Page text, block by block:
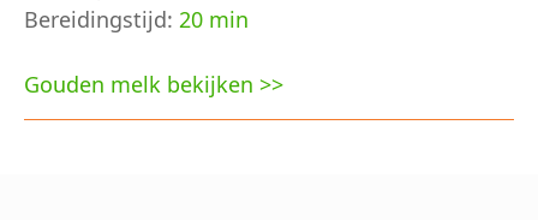
Bereidingstijd: 20 min
Gouden melk bekijken >>